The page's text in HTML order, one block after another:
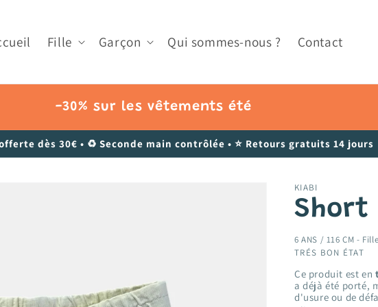
Fille Garçon Qui sommes-nous ? Contact
-30% sur les vêtements été
dès 30€ • ♻️ Seconde main contrôlée • ⭐ Retours gratuits 14 jours
KIABI
Short
6 ANS / 116 CM - Fille
TRÉS BON ÉTAT
Ce produit est en
a déjà été porté,
d'usure ou de